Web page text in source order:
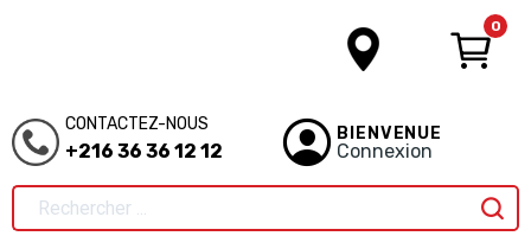
0
CONTACTEZ-NOUS
+216 36 36 12 12
BIENVENUE
Connexion